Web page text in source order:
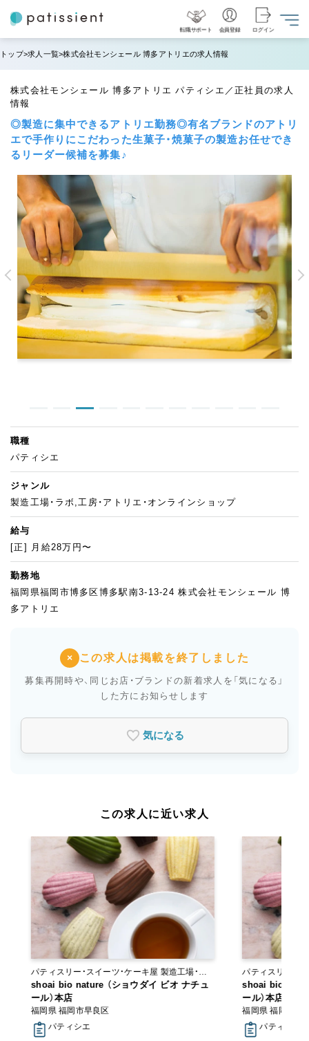
転職サポート 会員登録 ログイン
トップ 求人一覧 株式会社モンシェール 博多アトリエの求人情報
株式会社モンシェール 博多アトリエ パティシエ／正社員の求人
情報
◎製造に集中できるアトリエ勤務◎有名ブランドのアトリ
エで手作りにこだわった生菓子・焼菓子の製造お任せでき
るリーダー候補を募集♪
職種
パティシエ
ジャンル
製造工場・ラボ,工房・アトリエ・オンラインショップ
給与
[正] 月給28万円〜
勤務地
福岡県福岡市博多区博多駅南3-13-24 株式会社モンシェール 博
多アトリエ
× この求人は掲載を終了しました
募集再開時や、同じお店・ブランドの新着求人を 「気になる」
した方にお知らせします
気になる
この求人に近い求人
パティスリー・スイーツ・ケーキ屋 製造工場・ラ
ボ
shoai bio nature （ショウダイ ビオ ナチュ
ール）本店
福岡県 福岡市早良区
パティシエ
パティスリー・スイーツ
ボ
shoai bio
ール）本店
福岡県 福岡市早
パティシエ